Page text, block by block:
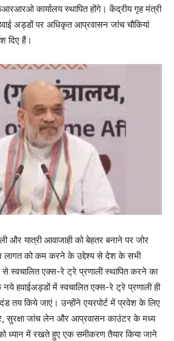
कार्यालय स्थापित होंगे। केंद्रीय गृह मंत्री
अड्डों पर अधिकृत आप्रवासन जांच चौकियां
दिए हैं।
और यात्री आवाजाही को बेहतर बनाने पर जोर
लागत को कम करने के उद्देश्य से देश के सभी
से स्वचालित एक्स-रे ट्रे प्रणाली स्थापित करने का
नये हवाईअड्डों में स्वचालित एक्स-रे ट्रे प्रणाली ही
तय किये जाएं। उन्होंने एयरपोर्ट में प्रवेश के लिए
सुरक्षा जांच लेन और आप्रवासन काउंटर के मध्य
ध्यान में रखते हुए एक समीकरण तैयार किया जाने